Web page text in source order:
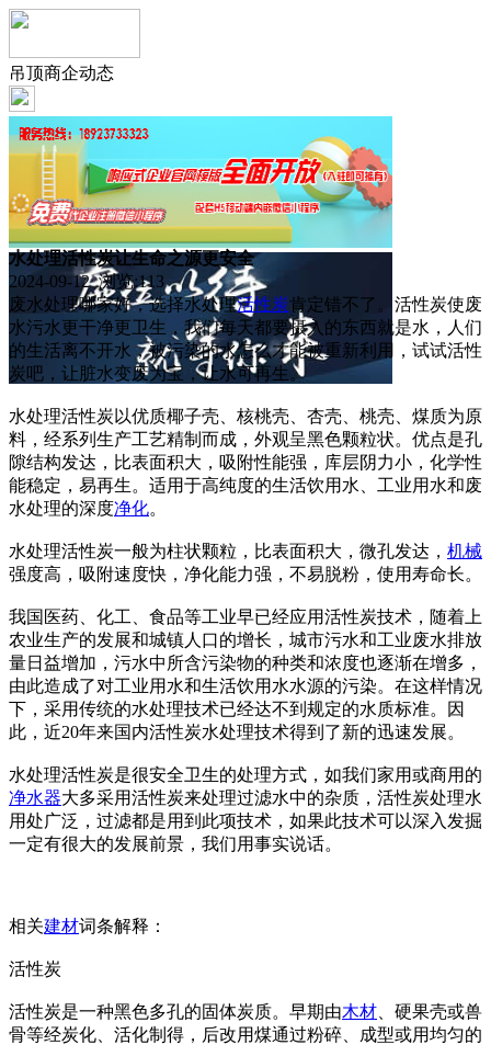
吊顶商企动态
水处理活性炭让生命之源更安全
2024-09-12 浏览:113
废水处理哪家好，选择水处理活性炭肯定错不了。活性炭使废
水污水更干净更卫生，我们每天都要摄入的东西就是水，人们
的生活离不开水，被污染的水怎么才能被重新利用，试试活性
炭吧，让脏水变废为宝，让水可再生。
水处理活性炭以优质椰子壳、核桃壳、杏壳、桃壳、煤质为原
料，经系列生产工艺精制而成，外观呈黑色颗粒状。优点是孔
隙结构发达，比表面积大，吸附性能强，库层阴力小，化学性
能稳定，易再生。适用于高纯度的生活饮用水、工业用水和废
水处理的深度净化。
水处理活性炭一般为柱状颗粒，比表面积大，微孔发达， 机械
强度高，吸附速度快，净化能力强，不易脱粉，使用寿命长。
我国医药、化工、食品等工业早已经应用活性炭技术，随着上
农业生产的发展和城镇人口的增长，城市污水和工业废水排放
量日益增加，污水中所含污染物的种类和浓度也逐渐在增多，
由此造成了对工业用水和生活饮用水水源的污染。在这样情况
下，采用传统的水处理技术已经达不到规定的水质标准。因
此，近20年来国内活性炭水处理技术得到了新的迅速发展。
水处理活性炭是很安全卫生的处理方式，如我们家用或商用的
净水器大多采用活性炭来处理过滤水中的杂质，活性炭处理水
用处广泛，过滤都是用到此项技术，如果此技术可以深入发掘
一定有很大的发展前景，我们用事实说话。
相关建材词条解释：
活性炭
活性炭是一种黑色多孔的固体炭质。早期由木材 、硬果壳或兽
骨等经炭化、活化制得，后改用煤通过粉碎、成型或用均匀的